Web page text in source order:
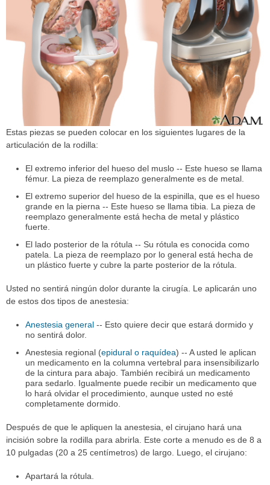
Estas piezas se pueden colocar en los siguientes lugares de la
articulación de la rodilla:
El extremo inferior del hueso del muslo -- Este hueso se llama
fémur. La pieza de reemplazo generalmente es de metal.
El extremo superior del hueso de la espinilla, que es el hueso
grande en la pierna -- Este hueso se llama tibia. La pieza de
reemplazo generalmente está hecha de metal y plástico
fuerte.
El lado posterior de la rótula -- Su rótula es conocida como
patela. La pieza de reemplazo por lo general está hecha de
un plástico fuerte y cubre la parte posterior de la rótula.
Usted no sentirá ningún dolor durante la cirugía. Le aplicarán uno
de estos dos tipos de anestesia:
Anestesia general -- Esto quiere decir que estará dormido y
no sentirá dolor.
Anestesia regional (epidural o raquídea) -- A usted le aplican
un medicamento en la columna vertebral para insensibilizarlo
de la cintura para abajo. También recibirá un medicamento
para sedarlo. Igualmente puede recibir un medicamento que
lo hará olvidar el procedimiento, aunque usted no esté
completamente dormido.
Después de que le apliquen la anestesia, el cirujano hará una
incisión sobre la rodilla para abrirla. Este corte a menudo es de 8 a
10 pulgadas (20 a 25 centímetros) de largo. Luego, el cirujano:
Apartará la rótula.